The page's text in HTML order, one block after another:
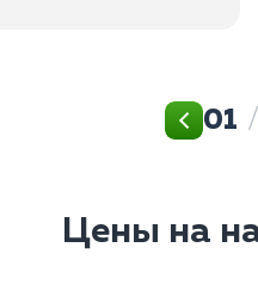
01
Цены на